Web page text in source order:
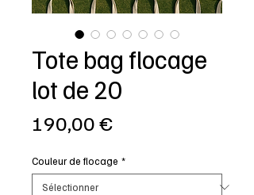
Tote bag flocage
lot de 20
190,00 €Prix
Couleur de flocage *